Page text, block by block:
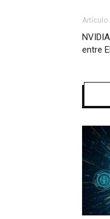
Artículo
entre